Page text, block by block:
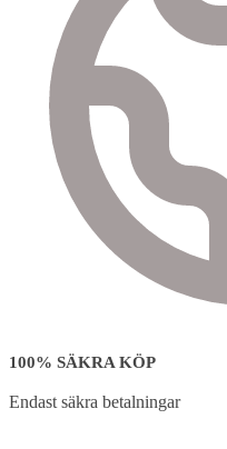
100% SÄKRA KÖP
Endast säkra betalningar